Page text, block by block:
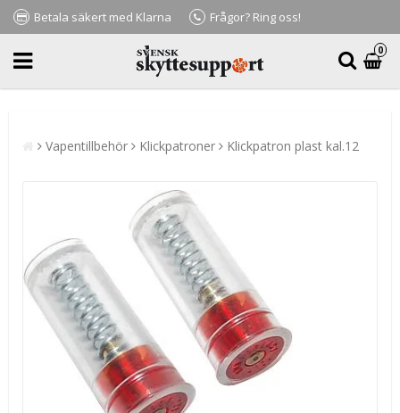
Betala säkert med Klarna Frågor? Ring oss!
0
Vapentillbehör Klickpatroner Klickpatron plast kal.12